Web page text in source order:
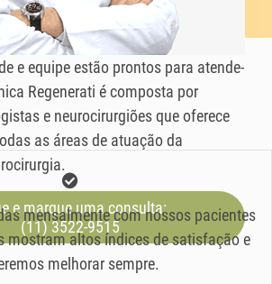
e equipe estão prontos para atende-
Regenerati é composta por
e neurocirurgiões que oferece
as áreas de atuação da
e marque uma consulta:
(11) 3522-9515
mensalmente com nossos pacientes
mostram altos índices de satisfação e
melhorar sempre.